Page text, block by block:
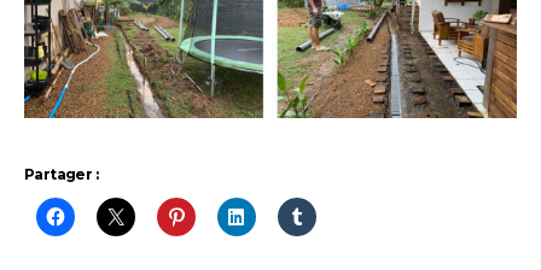
Partager :